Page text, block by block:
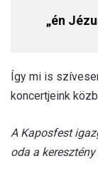
„én
Így mi is
koncertjeink
A Kaposfest
oda a keresztény